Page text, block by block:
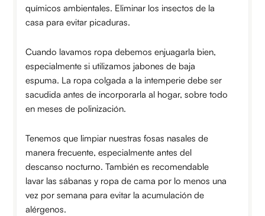
químicos ambientales. Eliminar los insectos de la
casa para evitar picaduras.
Cuando lavamos ropa debemos enjuagarla bien,
especialmente si utilizamos jabones de baja
espuma. La ropa colgada a la intemperie debe ser
sacudida antes de incorporarla al hogar, sobre todo
en meses de polinización.
Tenemos que limpiar nuestras fosas nasales de
manera frecuente, especialmente antes del
descanso nocturno. También es recomendable
lavar las sábanas y ropa de cama por lo menos una
vez por semana para evitar la acumulación de
alérgenos.